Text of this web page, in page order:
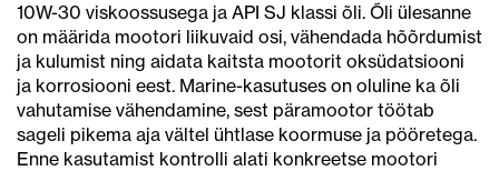
10W-30 viskoossusega ja API SJ klassi õli. Õli ülesanne
on määrida mootori liikuvaid osi, vähendada hõõrdumist
ja kulumist ning aidata kaitsta mootorit oksüdatsiooni
ja korrosiooni eest. Marine-kasutuses on oluline ka õli
vahutamise vähendamine, sest päramootor töötab
sageli pikema aja vältel ühtlase koormuse ja pööretega.
Enne kasutamist kontrolli alati konkreetse mootori